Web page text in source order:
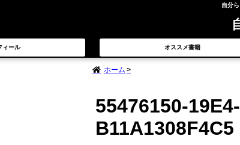
自分
ィール オススメ書籍
ホーム
55476150-
B11A1308F4C5